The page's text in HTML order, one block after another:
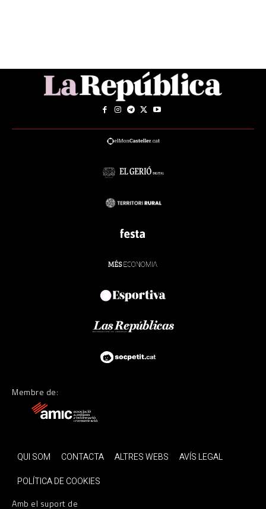
Membre de:
QUI SOM CONTACTA ALTRES WEBS
AVÍS LEGAL
POLÍTICA DE COOKIES
Amb el suport de